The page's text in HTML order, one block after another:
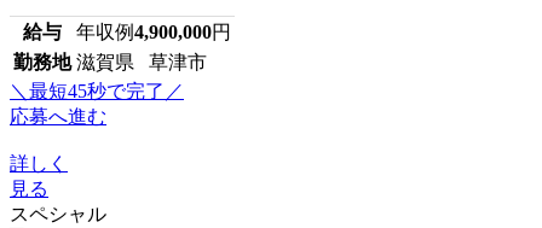
給与 年収例4,900,000円
勤務地 滋賀県 草津市
＼最短45秒で完了／
応募へ進む
詳しく
見る
スペシャル